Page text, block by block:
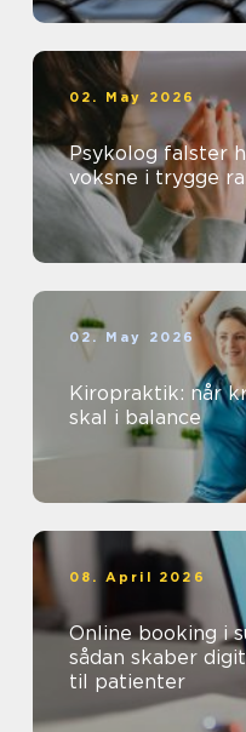
02. May 2026
Psykolog falster hjælp til børn, unge og
voksne i trygge
02. May 2026
Kiropraktik: når
skal i balance
08. April 2026
Online booking i
sådan skaber
til patienter